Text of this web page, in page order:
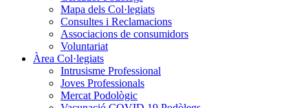
Mapa dels Col·legiats
Consultes i Reclamacions
Associacions de consumidors
Voluntariat
Àrea Col·legiats
Intrusisme Professional
Joves Professionals
Mercat Podològic